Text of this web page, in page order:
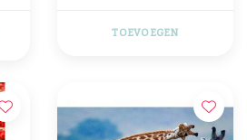
TOEVOEGEN